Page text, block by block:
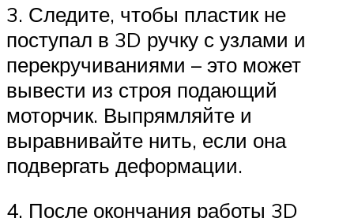
3. Следите, чтобы пластик не
поступал в 3D ручку с узлами и
перекручиваниями – это может
вывести из строя подающий
моторчик. Выпрямляйте и
выравнивайте нить, если она
подвергать деформации.
4. После окончания работы 3D